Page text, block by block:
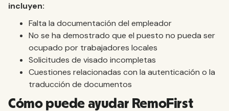
incluyen:
Falta la documentación del empleador
No se ha demostrado que el puesto no pueda ser
ocupado por trabajadores locales
Solicitudes de visado incompletas
Cuestiones relacionadas con la autenticación o la
traducción de documentos
Cómo puede ayudar RemoFirst